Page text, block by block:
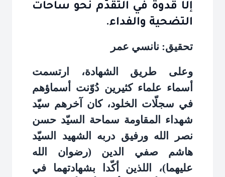
إلّا قدوة في التقدّم نحو ساحات
التضحية والفداء.
تحقيق: نانسي عمر
وعلى طريق الشهادة، ارتسمت
أسماء علماء كثيرين دُوّنت أسماؤهم
في سجلّات الخلود، كان آخرهم سيّد
شهداء المقاومة سماحة السيّد حسن
نصر الله ورفيق دربه الشهيد السيّد
هاشم صفي الدين (رضوان الله
عليهما)، اللذين أكّدا بشهادتهما في